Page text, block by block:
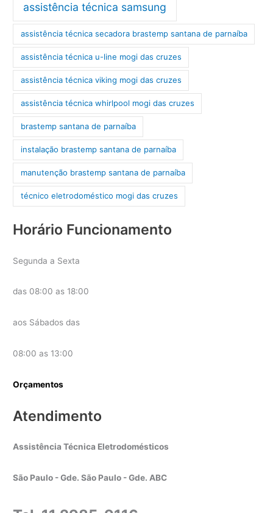
assistência técnica samsung
assistência técnica secadora brastemp santana de parnaíba
assistência técnica u-line mogi das cruzes
assistência técnica viking mogi das cruzes
assistência técnica whirlpool mogi das cruzes
brastemp santana de parnaíba
instalação brastemp santana de parnaíba
manutenção brastemp santana de parnaíba
técnico eletrodoméstico mogi das cruzes
Horário Funcionamento
Segunda a Sexta
das 08:00 as 18:00
aos Sábados das
08:00 as 13:00
Orçamentos
Atendimento
Assistência Técnica Eletrodomésticos
São Paulo - Gde. São Paulo - Gde. ABC